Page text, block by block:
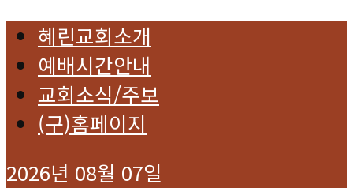
혜린교회소개
예배시간안내
교회소식/주보
(구)홈페이지
2026년 08월 07일